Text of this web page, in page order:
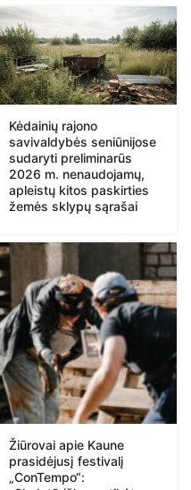
Kėdainių rajono
savivaldybės seniūnijose
sudaryti preliminarūs
2026 m. nenaudojamų,
apleistų kitos paskirties
žemės sklypų sąrašai
Žiūrovai apie Kaune
prasidėjusį festivalį
„ConTempo“: